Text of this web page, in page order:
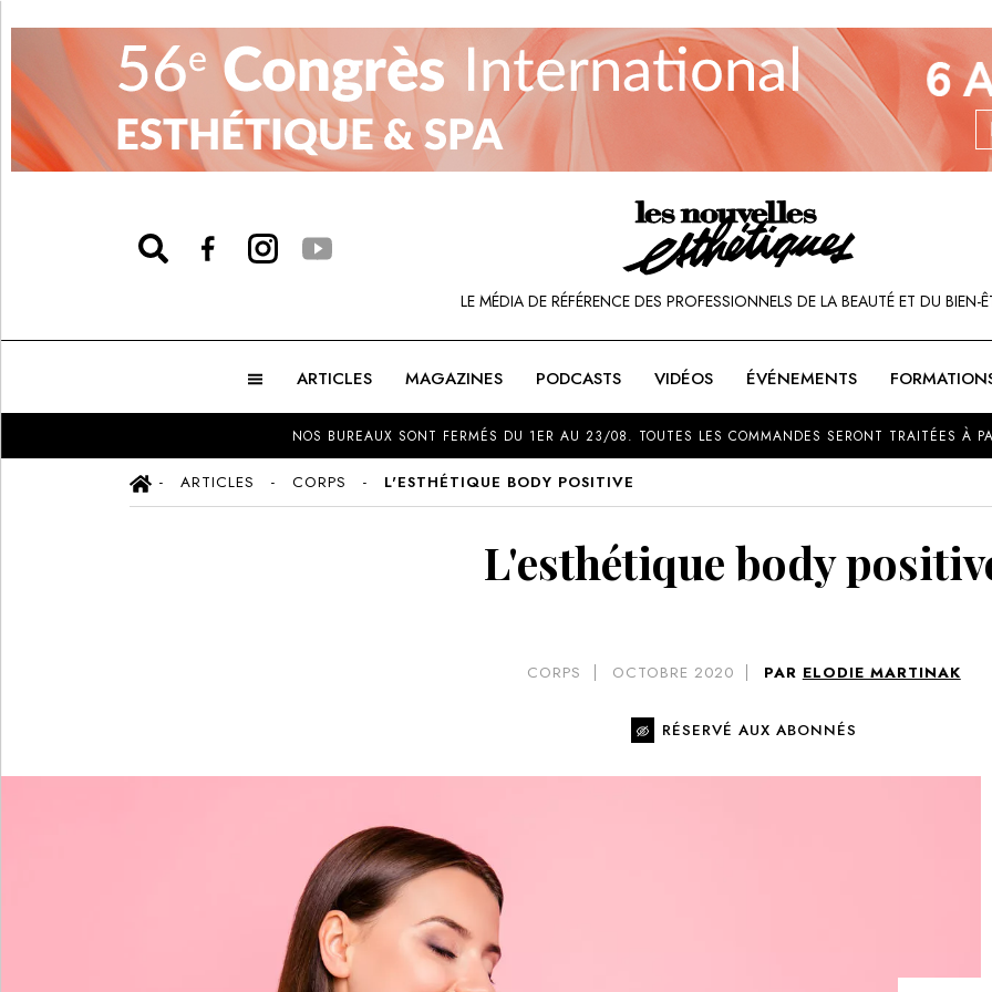
LE MÉDIA DE RÉFÉRENCE DES PROFESSIONNELS DE LA BEAUTÉ ET DU BIEN-
ARTICLES MAGAZINES PODCASTS VIDÉOS ÉVÉNEMENTS
NOS BUREAUX SONT FERMÉS DU 1ER AU 23/08. TOUTES LES COMMANDES SERONT TRAITÉES À
ARTICLES CORPS L'ESTHÉTIQUE BODY POSITIVE
L'esthétique body
CORPS OCTOBRE 2020 PAR ELODIE MARTINAK
RÉSERVÉ AUX ABONNÉS